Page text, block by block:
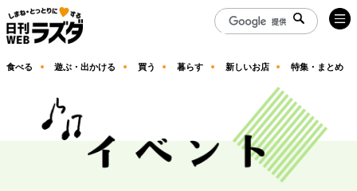
食べる 遊ぶ・出かける 買う 暮らす 新しいお店 特集・まとめ